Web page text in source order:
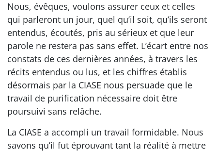
Nous, évêques, voulons assurer ceux et celles
qui parleront un jour, quel qu’il soit, qu’ils seront
entendus, écoutés, pris au sérieux et que leur
parole ne restera pas sans effet. L’écart entre nos
constats de ces dernières années, à travers les
récits entendus ou lus, et les chiffres établis
désormais par la CIASE nous persuade que le
travail de purification nécessaire doit être
poursuivi sans relâche.
La CIASE a accompli un travail formidable. Nous
savons qu’il fut éprouvant tant la réalité à mettre